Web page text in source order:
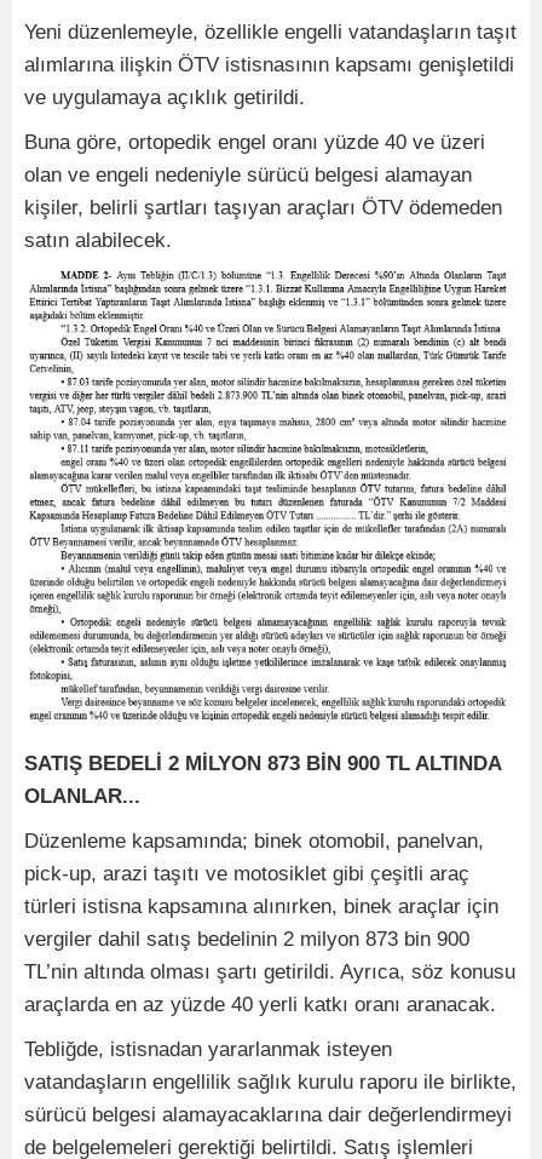
Yeni düzenlemeyle, özellikle engelli vatandaşların taşıt
alımlarına ilişkin ÖTV istisnasının kapsamı genişletildi
ve uygulamaya açıklık getirildi.
Buna göre, ortopedik engel oranı yüzde 40 ve üzeri
olan ve engeli nedeniyle sürücü belgesi alamayan
kişiler, belirli şartları taşıyan araçları ÖTV ödemeden
satın alabilecek.
SATIŞ BEDELİ 2 MİLYON 873 BİN 900 TL ALTINDA
OLANLAR...
Düzenleme kapsamında; binek otomobil, panelvan,
pick-up, arazi taşıtı ve motosiklet gibi çeşitli araç
türleri istisna kapsamına alınırken, binek araçlar için
vergiler dahil satış bedelinin 2 milyon 873 bin 900
TL’nin altında olması şartı getirildi. Ayrıca, söz konusu
araçlarda en az yüzde 40 yerli katkı oranı aranacak.
Tebliğde, istisnadan yararlanmak isteyen
vatandaşların engellilik sağlık kurulu raporu ile birlikte,
sürücü belgesi alamayacaklarına dair değerlendirmeyi
de belgelemeleri gerektiği belirtildi. Satış işlemleri